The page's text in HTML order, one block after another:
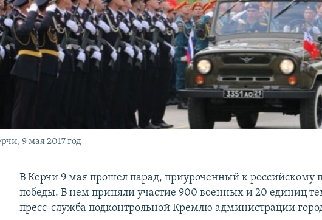
9 мая 2017 год
В Керчи 9 мая прошел парад, приуроченный к российскому
победы. В нем приняли участие 900 военных и 20 единиц
пресс-служба подконтрольной Кремлю администрации